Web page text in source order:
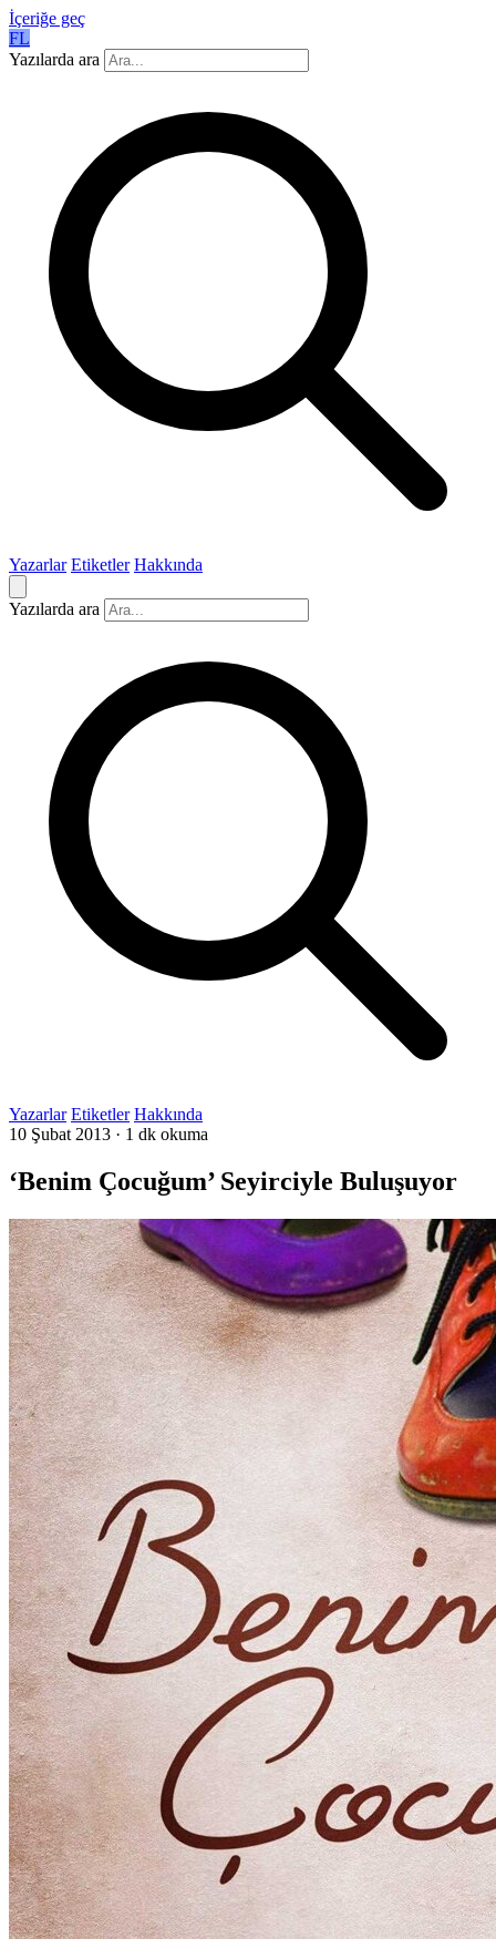
İçeriğe geç
FL
Yazılarda ara
Yazarlar Etiketler Hakkında
Yazılarda ara
Yazarlar Etiketler Hakkında
10 Şubat 2013 · 1 dk okuma
‘Benim Çocuğum’ Seyirciyle Buluşuyor